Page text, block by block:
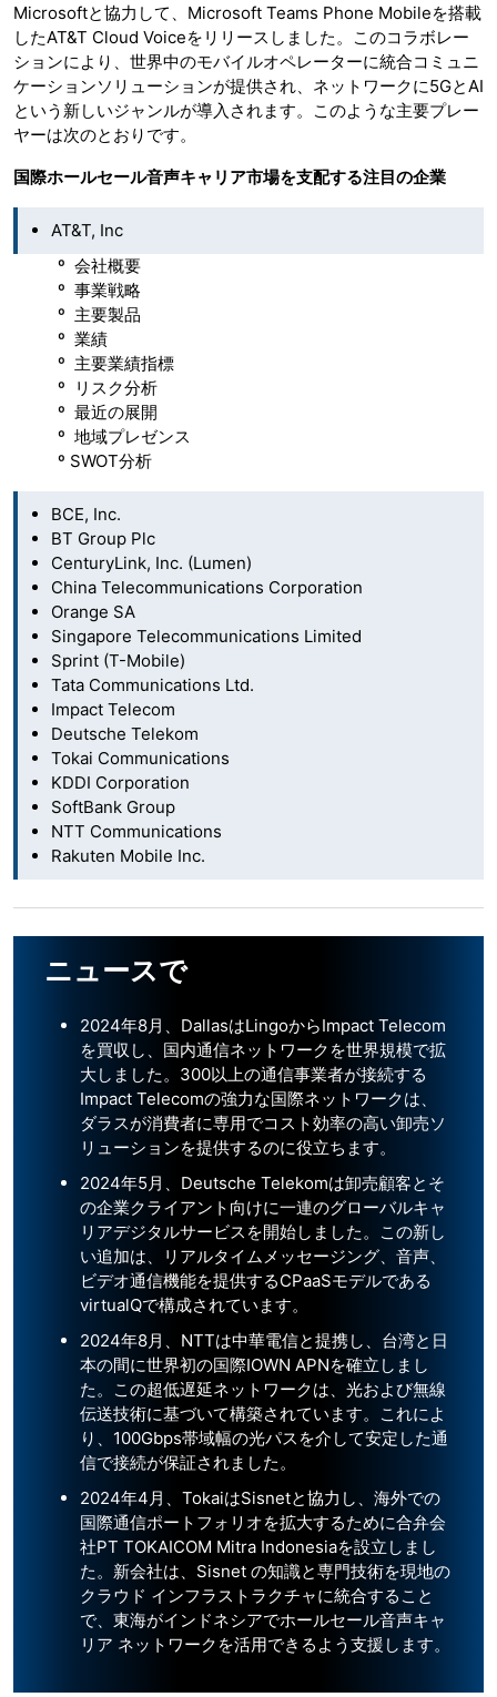
Microsoftと協力して、Microsoft Teams Phone Mobileを搭載
したAT&T Cloud Voiceをリリースしました。このコラボレー
ションにより、世界中のモバイルオペレーターに統合コミュニ
ケーションソリューションが提供され、ネットワークに5GとAI
という新しいジャンルが導入されます。このような主要プレー
ヤーは次のとおりです。
国際ホールセール音声キャリア市場を支配する注目の企業
AT&T, Inc
º 会社概要
º 事業戦略
º 主要製品
º 業績
º 主要業績指標
º リスク分析
º 最近の展開
º 地域プレゼンス
º SWOT分析
BCE, Inc.
BT Group Plc
CenturyLink, Inc. (Lumen)
China Telecommunications Corporation
Orange SA
Singapore Telecommunications Limited
Sprint (T-Mobile)
Tata Communications Ltd.
Impact Telecom
Deutsche Telekom
Tokai Communications
KDDI Corporation
SoftBank Group
NTT Communications
Rakuten Mobile Inc.
ニュースで
2024年8月、DallasはLingoからImpact Telecom
を買収し、国内通信ネットワークを世界規模で拡
大しました。300以上の通信事業者が接続する
Impact Telecomの強力な国際ネットワークは、
ダラスが消費者に専用でコスト効率の高い卸売ソ
リューションを提供するのに役立ちます。
2024年5月、Deutsche Telekomは卸売顧客とそ
の企業クライアント向けに一連のグローバルキャ
リアデジタルサービスを開始しました。この新し
い追加は、リアルタイムメッセージング、音声、
ビデオ通信機能を提供するCPaaSモデルである
virtualQで構成されています。
2024年8月、NTTは中華電信と提携し、台湾と日
本の間に世界初の国際IOWN APNを確立しまし
た。この超低遅延ネットワークは、光および無線
伝送技術に基づいて構築されています。これによ
り、100Gbps帯域幅の光パスを介して安定した通
信で接続が保証されました。
2024年4月、TokaiはSisnetと協力し、海外での
国際通信ポートフォリオを拡大するために合弁会
社PT TOKAICOM Mitra Indonesiaを設立しまし
た。新会社は、Sisnet の知識と専門技術を現地の
クラウド インフラストラクチャに統合すること
で、東海がインドネシアでホールセール音声キャ
リア ネットワークを活用できるよう支援します。